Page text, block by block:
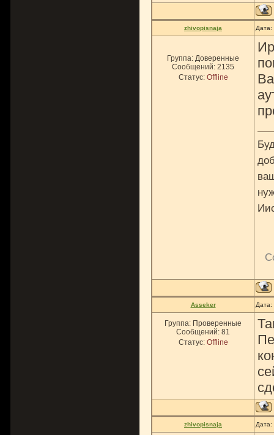
zhivopisnaja
Группа: Доверенные
Сообщений: 2135
Статус: Offline
Asseker
Группа: Проверенные
Сообщений: 81
Статус: Offline
zhivopisnaja